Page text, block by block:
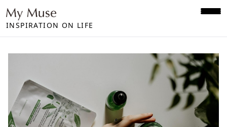
INSPIRATION ON LIFE